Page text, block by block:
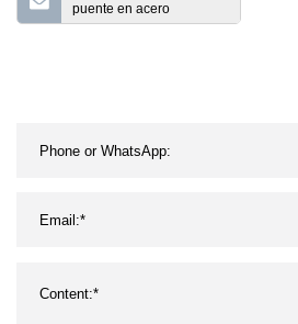
puente en acero
inoxidable 304 / Pantalla